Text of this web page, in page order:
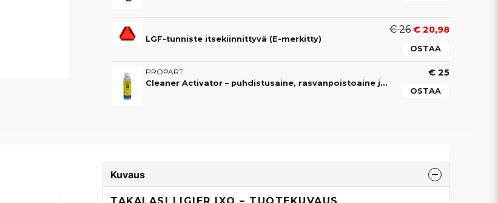
LGF-tunniste itsekiinnittyvä (E-merkitty)
€ 26 € 20,98
OSTAA
PROPART
Cleaner Activator – puhdistusaine, rasvanpoistoaine ja tartunta-aktivaattori mopoautoon
€ 25
OSTAA
Kuvaus